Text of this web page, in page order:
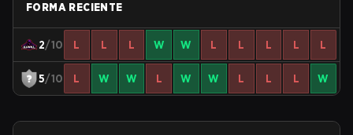
FORMA RECIENTE
2/10 L L L W W L L L L L
5/10 L W W L W W L L L W